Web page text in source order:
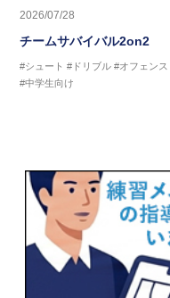
2026/07/28
チームサバイバル2on2
#シュート #ドリブル #オフェンス
#中学生向け